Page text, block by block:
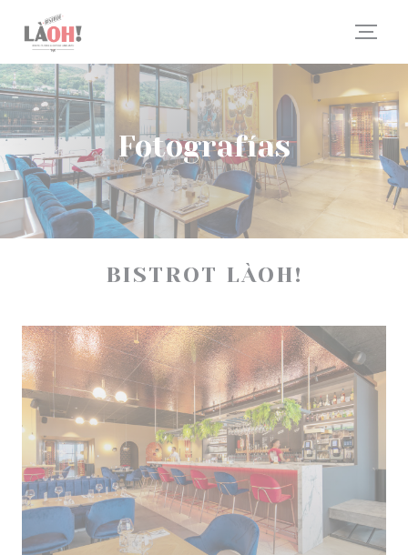
Personalización de sus opciones de cookies
Fotografías
BISTROT LÀOH!